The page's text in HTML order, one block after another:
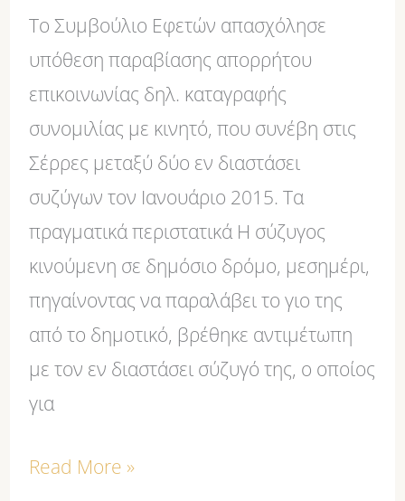
Το Συμβούλιο Εφετών απασχόλησε
υπόθεση παραβίασης απορρήτου
επικοινωνίας δηλ. καταγραφής
συνομιλίας με κινητό, που συνέβη στις
Σέρρες μεταξύ δύο εν διαστάσει
συζύγων τον Ιανουάριο 2015. Τα
πραγματικά περιστατικά Η σύζυγος
κινούμενη σε δημόσιο δρόμο, μεσημέρι,
πηγαίνοντας να παραλάβει το γιο της
από το δημοτικό, βρέθηκε αντιμέτωπη
με τον εν διαστάσει σύζυγό της, ο οποίος
για
συνομιλούντος
(Με
υπ’
αρ.
250/29.3.2018
Βούλευμα
Συμβουλίου
Εφετών
Θεσσαλονίκης)
Read More »